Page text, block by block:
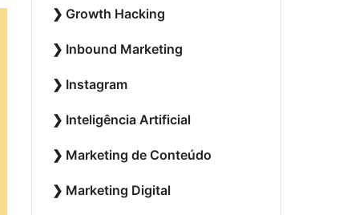
Growth Hacking
Inbound Marketing
Instagram
Inteligência Artificial
Marketing de Conteúdo
Marketing Digital